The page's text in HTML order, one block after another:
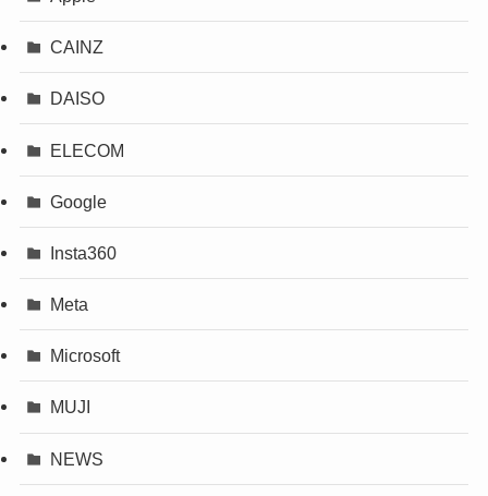
CAINZ
DAISO
ELECOM
Google
Insta360
Meta
Microsoft
MUJI
NEWS